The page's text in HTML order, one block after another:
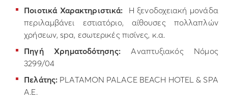
Ποιοτικά Χαρακτηριστικά: Η ξενοδοχειακή μονάδα
περιλαμβάνει εστιατόριο, αίθουσες πολλαπλών
χρήσεων, spa, εσωτερικές πισίνες, κ.α.
Πηγή Χρηματοδότησης:Αναπτυξιακός Νόμος
3299/04
Πελάτης: PLATAMON PALACE BEACH HOTEL & SPA
Α.Ε.